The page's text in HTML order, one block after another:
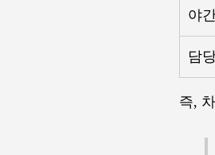
야
담
즉,